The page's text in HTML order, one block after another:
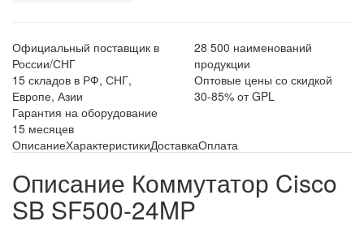
Официальный поставщик в
России/СНГ
28 500 наименований
продукции
15 складов в РФ, СНГ,
Европе, Азии
Оптовые цены со скидкой
30-85% от GPL
Гарантия на оборудование
15 месяцев
ОписаниеХарактеристикиДоставкаОплата
Описание Коммутатор Cisco
SB SF500-24MP